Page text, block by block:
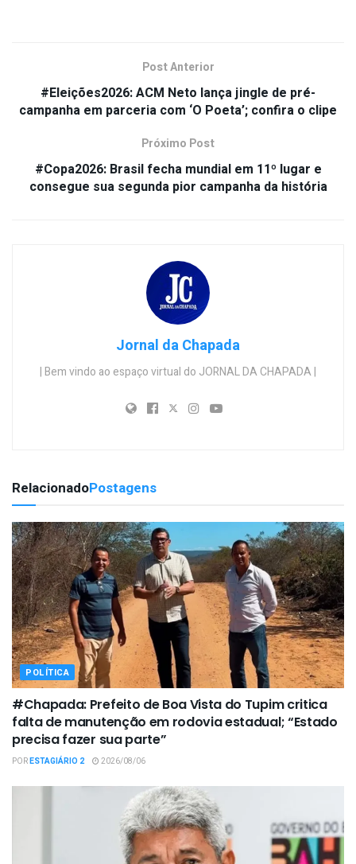
Post Anterior
#Eleições2026: ACM Neto lança jingle de pré-
campanha em parceria com ‘O Poeta’; confira o clipe
Próximo Post
#Copa2026: Brasil fecha mundial em 11º lugar e
consegue sua segunda pior campanha da história
Jornal da Chapada
| Bem vindo ao espaço virtual do JORNAL DA CHAPADA |
RelacionadoPostagens
POLÍTICA
#Chapada: Prefeito de Boa Vista do Tupim critica
falta de manutenção em rodovia estadual; “Estado
precisa fazer sua parte”
PORESTAGIÁRIO 2 2026/08/06